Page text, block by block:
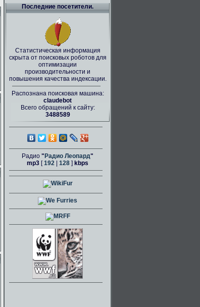
Последние посетители.
Статистическая информация
скрыта от поисковых роботов для
оптимизации
производительности и
повышения качества индексации.
Распознана поисковая машина:
claudebot
Всего обращений к сайту:
3488589
Радио " Радио Леопард"
mp3 [192 128 ] kbps